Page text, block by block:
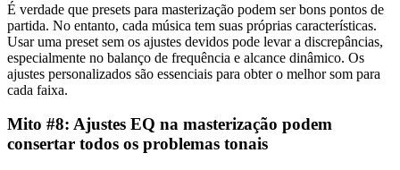
É verdade que presets para masterização podem ser bons pontos de
partida. No entanto, cada música tem suas próprias características.
Usar uma preset sem os ajustes devidos pode levar a discrepâncias,
especialmente no balanço de frequência e alcance dinâmico. Os
ajustes personalizados são essenciais para obter o melhor som para
cada faixa.
Mito #8: Ajustes EQ na masterização podem
consertar todos os problemas tonais